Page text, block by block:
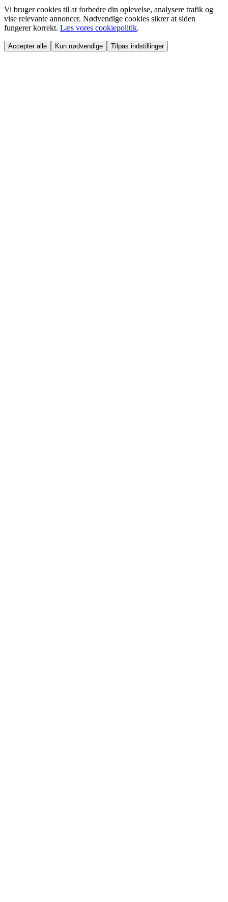
Vi bruger cookies til at forbedre din oplevelse, analysere trafik og
vise relevante annoncer. Nødvendige cookies sikrer at siden
fungerer korrekt. Læs vores cookiepolitik.
Accepter alle Kun nødvendige Tilpas indstillinger